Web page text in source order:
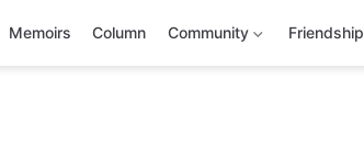
Memoirs Column Community Friendship